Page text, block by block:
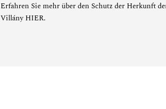
Erfahren Sie mehr über den Schutz der Herkunft
VillányHIER.